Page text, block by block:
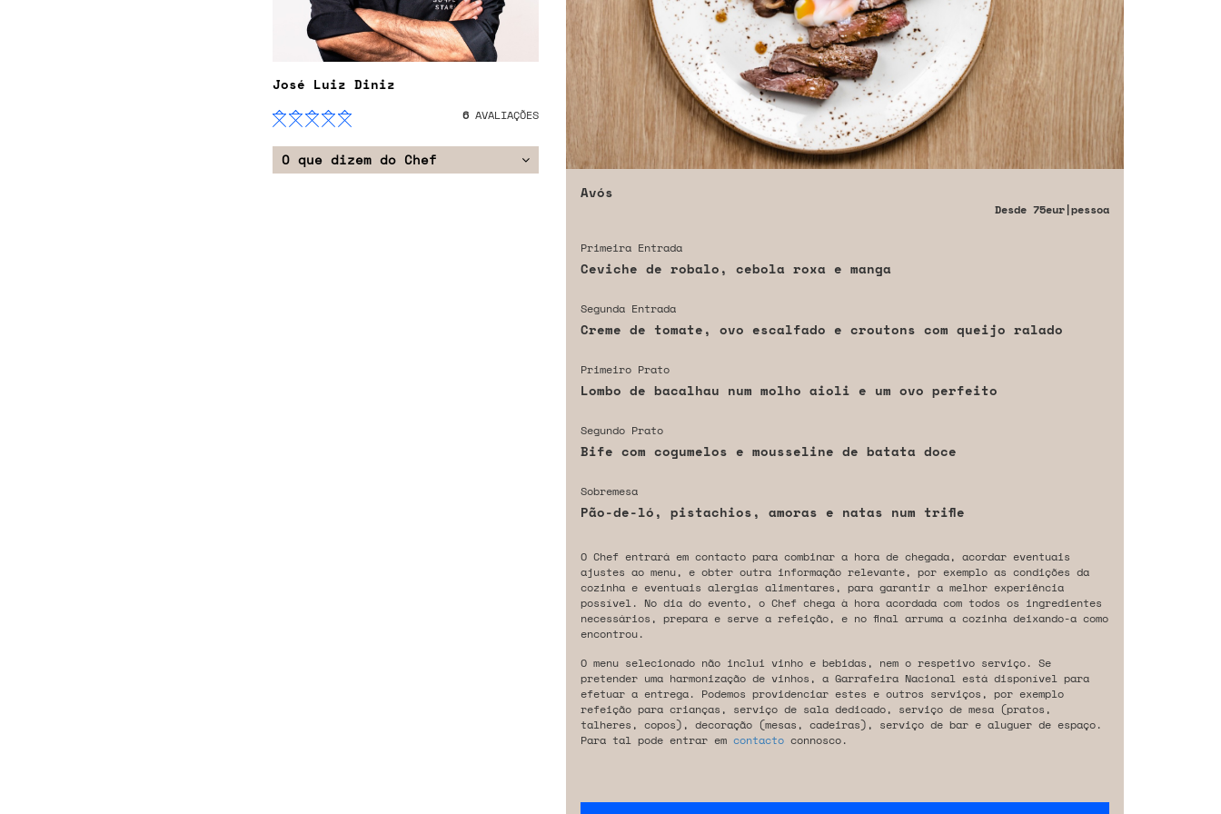
José Luiz Diniz
6AVALIAÇÕES
O que dizem do Chef
Avós
Desde 75eur|pessoa
Primeira Entrada
Ceviche de robalo, cebola roxa e manga
Segunda Entrada
Creme de tomate, ovo escalfado e croutons com queijo ralado
Primeiro Prato
Lombo de bacalhau num molho aioli e um ovo perfeito
Segundo Prato
Bife com cogumelos e mousseline de batata doce
Sobremesa
Pão-de-ló, pistachios, amoras e natas num trifle
O Chef entrará em contacto para combinar a hora de chegada, acordar eventuais
ajustes ao menu, e obter outra informação relevante, por exemplo as condições da
cozinha e eventuais alergias alimentares, para garantir a melhor experiência
possível. No dia do evento, o Chef chega à hora acordada com todos os ingredientes
necessários, prepara e serve a refeição, e no final arruma a cozinha deixando-a como
encontrou.
O menu selecionado não inclui vinho e bebidas, nem o respetivo serviço. Se
pretender uma harmonização de vinhos, a Garrafeira Nacional está disponível para
efetuar a entrega. Podemos providenciar estes e outros serviços, por exemplo
refeição para crianças, serviço de sala dedicado, serviço de mesa (pratos,
talheres, copos), decoração (mesas, cadeiras), serviço de bar e aluguer de espaço.
Para tal pode entrar em contactoconnosco.